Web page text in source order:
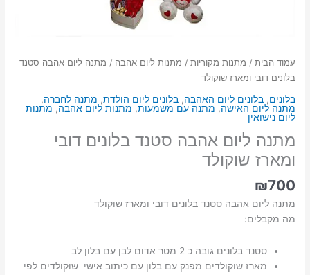
עמוד הבית / מתנות מקוריות / מתנות ליום אהבה / מתנה ליום אהבה סטנד
בלונים דובי ומארז שוקולד
בלונים,בלונים ליום האהבה,בלונים ליום הולדת, מתנה לחברה,
מתנה ליום האישה, מתנה עם משמעות, מתנות ליום אהבה, מתנות
ליום נישואין
מתנה ליום אהבה סטנד בלונים דובי
ומארז שוקולד
₪700
מתנה ליום אהבה סטנד בלונים דובי ומארז שוקולד
מה מקבלים:
סטנד בלונים גובה כ 2 מטר אדום לבן עם בלון לב
מארז שוקולדים מפנק עם בלון עם כיתוב אישי שוקולדים לפי